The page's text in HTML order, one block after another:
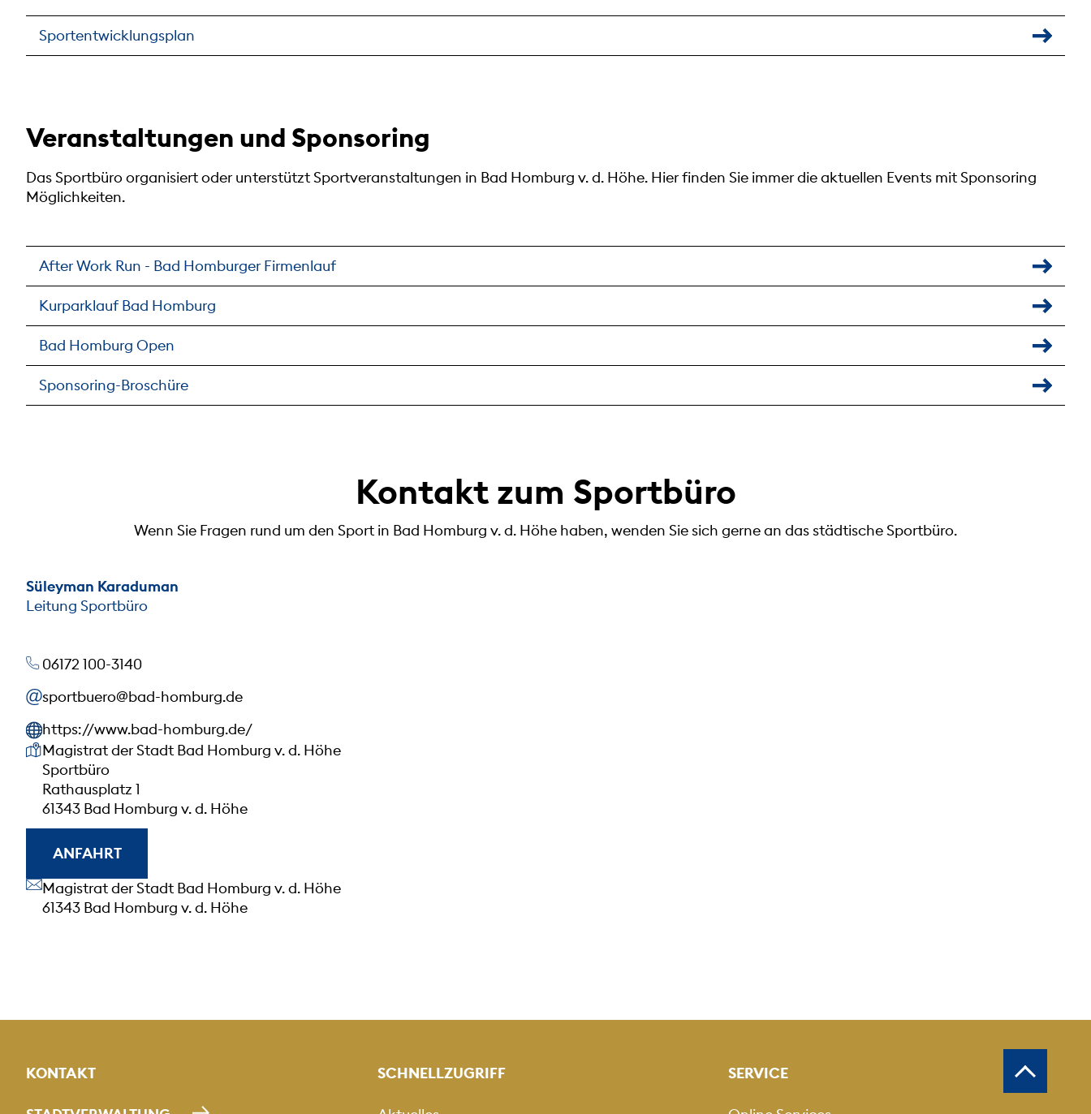
Sportentwicklungsplan
Veranstaltungen und Sponsoring
Das Sportbüro organisiert oder unterstützt Sportveranstaltungen in Bad Homburg v. d. Höhe. Hier finden Sie immer die aktuellen Events mit Sponsoring
Möglichkeiten.
After Work Run - Bad Homburger Firmenlauf
Kurparklauf Bad Homburg
Bad Homburg Open
Sponsoring-Broschüre
Kontakt zum Sportbüro
Wenn Sie Fragen rund um den Sport in Bad Homburg v. d. Höhe haben, wenden Sie sich gerne an das städtische Sportbüro.
Süleyman Karaduman
Leitung Sportbüro
06172 100-3140
sportbuero@bad-homburg.de
https://www.bad-homburg.de/
Unsere Anschrift
Magistrat der Stadt Bad Homburg v. d. Höhe
Sportbüro
Rathausplatz 1
61343 Bad Homburg v. d. Höhe
ANFAHRT
Unsere Anschrift
Magistrat der Stadt Bad Homburg v. d. Höhe
61343 Bad Homburg v. d. Höhe
KONTAKT SCHNELLZUGRIFF SERVICE